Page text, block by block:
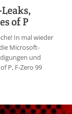
of P
In mal wieder
Microsoft-
und
P, F-Zero 99